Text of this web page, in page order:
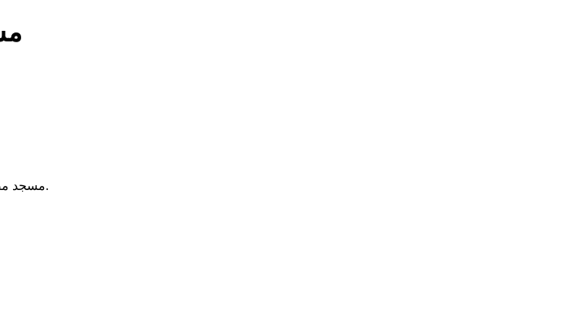
مسجد مصعب بن عمير يقع في بلدية الكاليتوس بالجزائر. يُقام فيه الصلوات الخمس ويخدم سكان المنطقة.